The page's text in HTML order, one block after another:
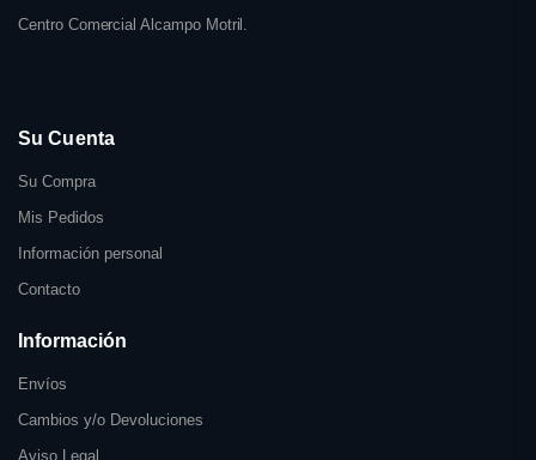
Centro Comercial Alcampo Motril.
Su Cuenta
Su Compra
Mis Pedidos
Información personal
Contacto
Información
Envíos
Cambios y/o Devoluciones
Aviso Legal